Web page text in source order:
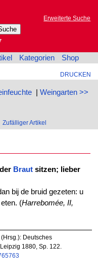
Erweiterte Suche
Kategorien Shop
DRUCKEN
| Weingarten >>
Zufälliger Artikel
Brautsitzen; lieber
bij de bruid gezeten: u
(Harrebomée, II,
Deutsches
1880, Sp. 122.